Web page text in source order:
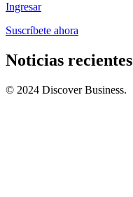
Ingresar
Suscríbete ahora
Noticias recientes
© 2024 Discover Business.